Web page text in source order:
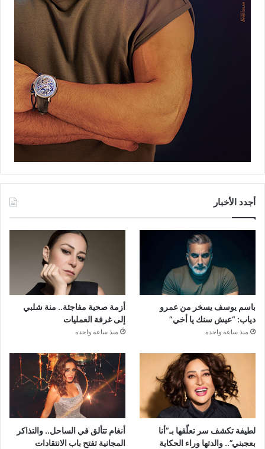
أجدد الأخبار
باسم يوسف يسخر من عمرو
دياب: “عيش سنك يا أخي”
منذ ساعة واحدة
أزمة صحية مفاجئة.. منة شلبي
إلى غرفة العمليات
منذ ساعة واحدة
لطيفة تكشف سر تعلّقها بـ”أنا
بعجبني”.. والدتها وراء الحكاية
أنغام تتألق في الساحل.. والتذاكر
المجانية تفتح باب الانتقادات